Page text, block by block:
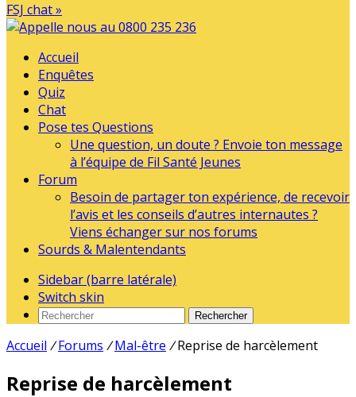
FSJ chat »
Accueil
Enquêtes
Quiz
Chat
Pose tes Questions
Une question, un doute ? Envoie ton message
à l’équipe de Fil Santé Jeunes
Forum
Besoin de partager ton expérience, de recevoir
l’avis et les conseils d’autres internautes ?
Viens échanger sur nos forums
Sourds & Malentendants
Sidebar (barre latérale)
Switch skin
Rechercher
Accueil / Forums / Mal-être / Reprise de harcèlement
Reprise de harcèlement